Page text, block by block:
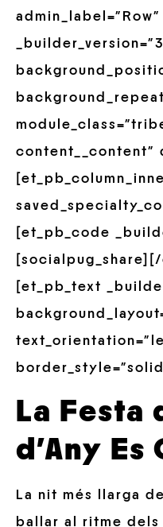
admin_label=”Row”
content__content”
[et_pb_code
[et_pb_text
La Festa
d’Any Es
La nit més llarga
ballar al ritme dels